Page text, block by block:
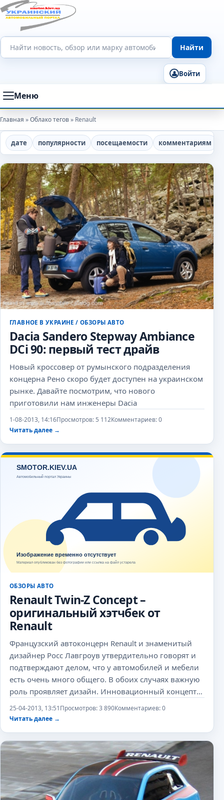
Поиск по сайту
Найти
Войти
Меню
Главная »Облако тегов» Renault
дате популярности посещаемости комментариям
ГЛАВНОЕ В УКРАИНЕ /ОБЗОРЫ АВТО
Dacia Sandero Stepway Ambiance
DCi 90: первый тест драйв
Новый кроссовер от румынского подразделения
концерна Рено скоро будет доступен на украинском
рынке. Давайте посмотрим, что нового
приготовили нам инженеры Dacia
1-08-2013, 14:16Просмотров: 5 112Комментариев: 0
Читать далее →
ОБЗОРЫ АВТО
Renault Twin-Z Concept –
оригинальный хэтчбек от
Renault
Французский автоконцерн Renault и знаменитый
дизайнер Росс Лавгроув утвердительно говорят и
подтверждают делом, что у автомобилей и мебели
есть очень много общего. В обоих случаях важную
роль проявляет дизайн. Инновационный концепт
рамках очередного автосалона, а на обычной
25-04-2013, 13:51Просмотров: 3 890Комментариев: 0
Читать далее →